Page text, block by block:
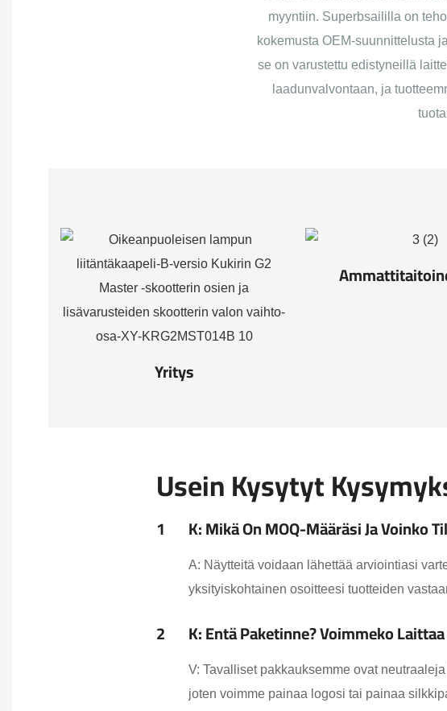
myyntiin. Superbsaililla on
kokemusta OEM-suunnittelusta
se on varustettu edistyneillä
laadunvalvontaan, ja
Yritys
Usein Kysytyt
1 K: Mikä On MOQ-Määräsi Ja Voinko
A: Näytteitä voidaan lähettää arviointiasi
yksityiskohtainen osoitteesi tuotteiden
2 K: Entä Paketinne? Voimmeko
V: Tavalliset pakkauksemme ovat
joten voimme painaa logosi tai painaa